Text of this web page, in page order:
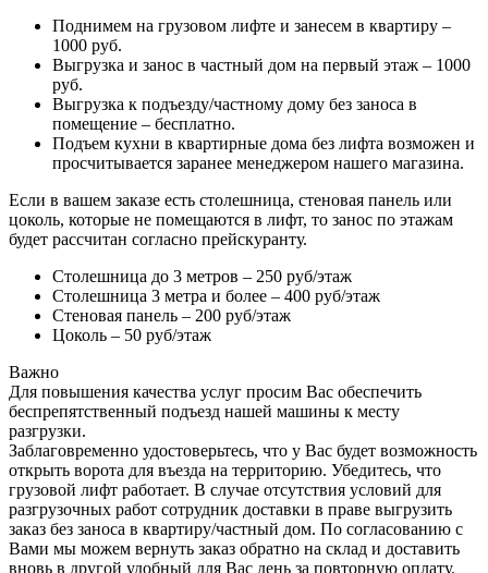
Поднимем на грузовом лифте и занесем в квартиру –
1000 руб.
Выгрузка и занос в частный дом на первый этаж – 1000
руб.
Выгрузка к подъезду/частному дому без заноса в
помещение – бесплатно.
Подъем кухни в квартирные дома без лифта возможен и
просчитывается заранее менеджером нашего магазина.
Если в вашем заказе есть столешница, стеновая панель или
цоколь, которые не помещаются в лифт, то занос по этажам
будет рассчитан согласно прейскуранту.
Столешница до 3 метров – 250 руб/этаж
Столешница 3 метра и более – 400 руб/этаж
Стеновая панель – 200 руб/этаж
Цоколь – 50 руб/этаж
Важно
Для повышения качества услуг просим Вас обеспечить
беспрепятственный подъезд нашей машины к месту
разгрузки.
Заблаговременно удостоверьтесь, что у Вас будет возможность
открыть ворота для въезда на территорию. Убедитесь, что
грузовой лифт работает. В случае отсутствия условий для
разгрузочных работ сотрудник доставки в праве выгрузить
заказ без заноса в квартиру/частный дом. По согласованию с
Вами мы можем вернуть заказ обратно на склад и доставить
вновь в другой удобный для Вас день за повторную оплату.